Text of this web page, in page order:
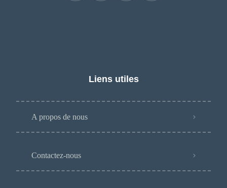
Liens utiles
A propos de nous
Contactez-nous